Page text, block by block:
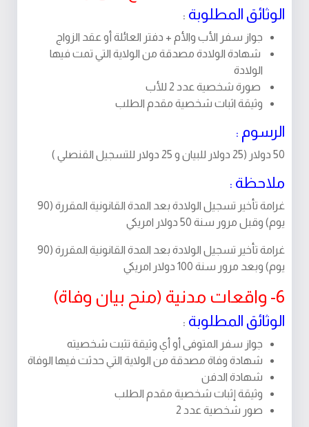
الوثائق المطلوبة :
جواز سفر الأب والأم + دفتر العائلة أو عقد الزواج
شهادة الولادة مصدقة من الولاية التي تمت فيها
الولادة
صورة شخصية عدد 2 للأب
وثيقة اثبات شخصية مقدم الطلب
الرسوم :
50 دولار (25 دولار للبيان و 25 دولار للتسجيل القنصلي )
ملاحظة :
غرامة تأخير تسجيل الولادة بعد المدة القانونية المقررة (90
يوم) وقبل مرور سنة 50 دولار امريكي
غرامة تأخير تسجيل الولادة بعد المدة القانونية المقررة (90
يوم) وبعد مرور سنة 100 دولار امريكي
6- واقعات مدنية (منح بيان وفاة)
الوثائق المطلوبة :
جواز سفر المتوفى أو أي وثيقة تثبت شخصيته
شهادة وفاة مصدقة من الولاية التي حدثت فيها الوفاة
شهادة الدفن
وثيقة إثبات شخصية مقدم الطلب
صور شخصية عدد 2